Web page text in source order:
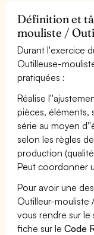
Définition et
mouliste /
Durant l'exercice
Outilleuse-
pratiquées :
Réalise
pièces, éléments,
série au moyen
selon les règles
production
Peut coordonner
Pour avoir une
Outilleur-mouliste
vous rendre sur le
fiche sur leCode